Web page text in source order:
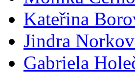
Kateřina
Jindra
Gabriela